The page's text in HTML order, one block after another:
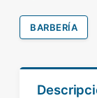
BARBERÍA